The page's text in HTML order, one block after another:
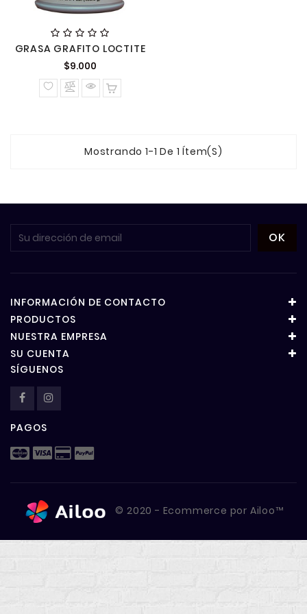
GRASA GRAFITO LOCTITE
$9.000
normal
Mostrando 1-1 De 1 Ítem(s)
INFORMACIÓN DE CONTACTO
PRODUCTOS
NUESTRA EMPRESA
SU CUENTA
SÍGUENOS
PAGOS
© 2020 - Ecommerce por Ailoo™